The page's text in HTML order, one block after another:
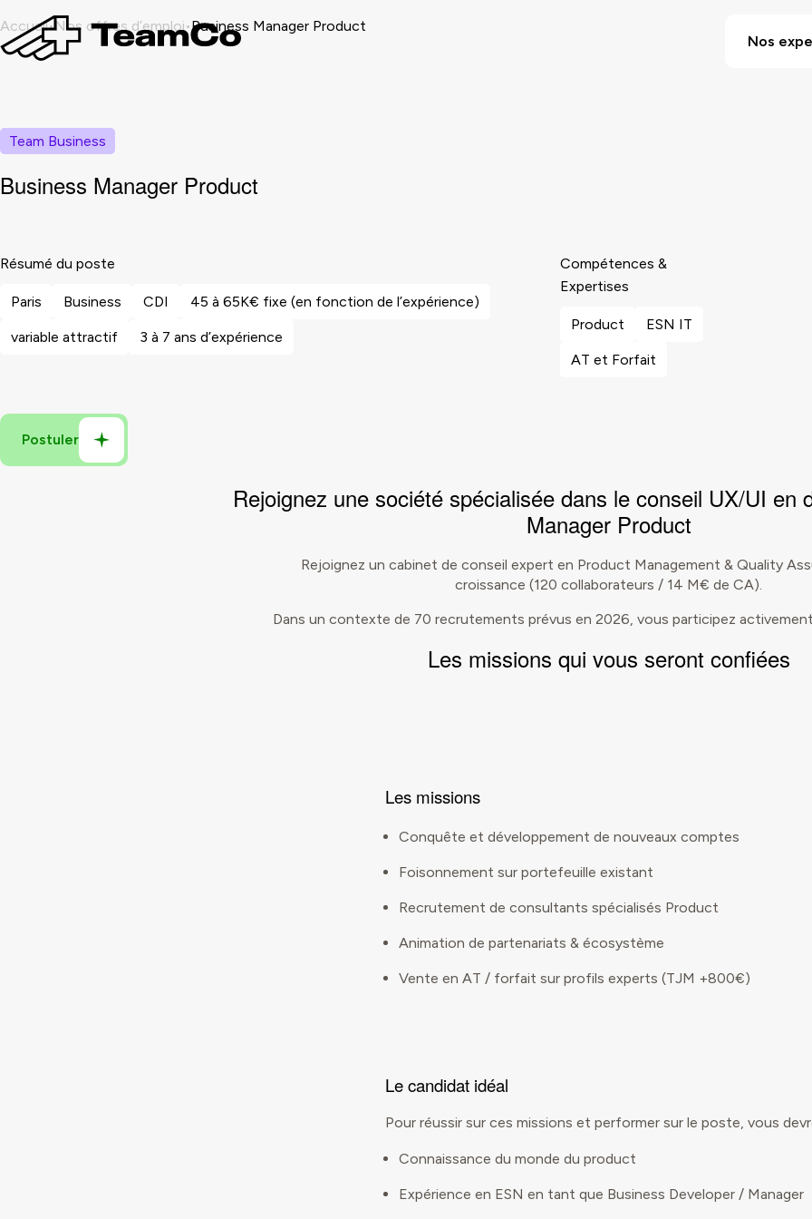
Nos
Accueil Nos offres d’emploi Business Manager Product
Team Business
Business Manager Product
Résumé du poste
Paris Business CDI 45 à 65K€ fixe (en fonction de l’expérience)
variable attractif 3 à 7 ans d’expérience
Compétences &
Expertises
Product ESN IT
AT et Forfait
Rejoignez une société spécialisée dans le conseil UX/UI en
Manager Product
Rejoignez un cabinet de conseil expert en Product Management & Quality
croissance (120 collaborateurs / 14 M€ de CA).
Dans un contexte de 70 recrutements prévus en 2026, vous participez
Les missions qui vous seront confiées
Les missions
Conquête et développement de nouveaux comptes
Foisonnement sur portefeuille existant
Recrutement de consultants spécialisés Product
Animation de partenariats & écosystème
Vente en AT / forfait sur profils experts (TJM +800€)
Le candidat idéal
Pour réussir sur ces missions et performer sur le poste, vous
Connaissance du monde du product
Expérience en ESN en tant que Business Developer / Manager